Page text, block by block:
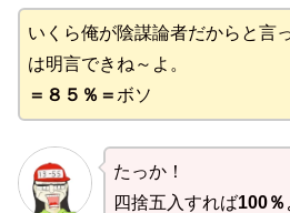
いくら俺が陰謀論者だからと言
は明言できね～よ。
＝８５％＝ ボソ
たっか！
四捨五入すれば100％